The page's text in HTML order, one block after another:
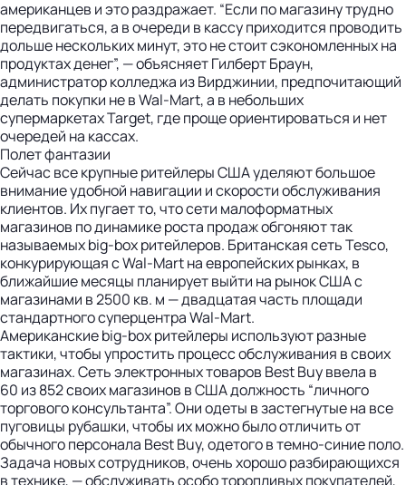
американцев и это раздражает. “Если по магазину трудно
передвигаться, а в очереди в кассу приходится проводить
дольше нескольких минут, это не стоит сэкономленных на
продуктах денег”, — объясняет Гилберт Браун,
администратор колледжа из Вирджинии, предпочитающий
делать покупки не в Wal-Mart, а в небольших
супермаркетах Target, где проще ориентироваться и нет
очередей на кассах.
Полет фантазии
Сейчас все крупные ритейлеры США уделяют большое
внимание удобной навигации и скорости обслуживания
клиентов. Их пугает то, что сети малоформатных
магазинов по динамике роста продаж обгоняют так
называемых big-box ритейлеров. Британская сеть Tesco,
конкурирующая с Wal-Mart на европейских рынках, в
ближайшие месяцы планирует выйти на рынок США с
магазинами в 2500 кв. м — двадцатая часть площади
стандартного суперцентра Wal-Mart.
Американские big-box ритейлеры используют разные
тактики, чтобы упростить процесс обслуживания в своих
магазинах. Сеть электронных товаров Best Buy ввела в
60 из 852 своих магазинов в США должность “личного
торгового консультанта”. Они одеты в застегнутые на все
пуговицы рубашки, чтобы их можно было отличить от
обычного персонала Best Buy, одетого в темно-синие поло.
Задача новых сотрудников, очень хорошо разбирающихся
в технике, — обслуживать особо торопливых покупателей,